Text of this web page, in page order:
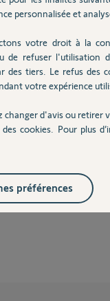
Participer au
comme cela. Déjà parce que
continuent donc cela va à
rien cela car chaque volet
puisse se calibrer.
votre circuit avec chacun
personnalisée et
votre droit à la
de refuser l'utilisation
des tiers. Le refus des
votre expérience
changer d'avis ou
des cookies. Pour plus
préférences